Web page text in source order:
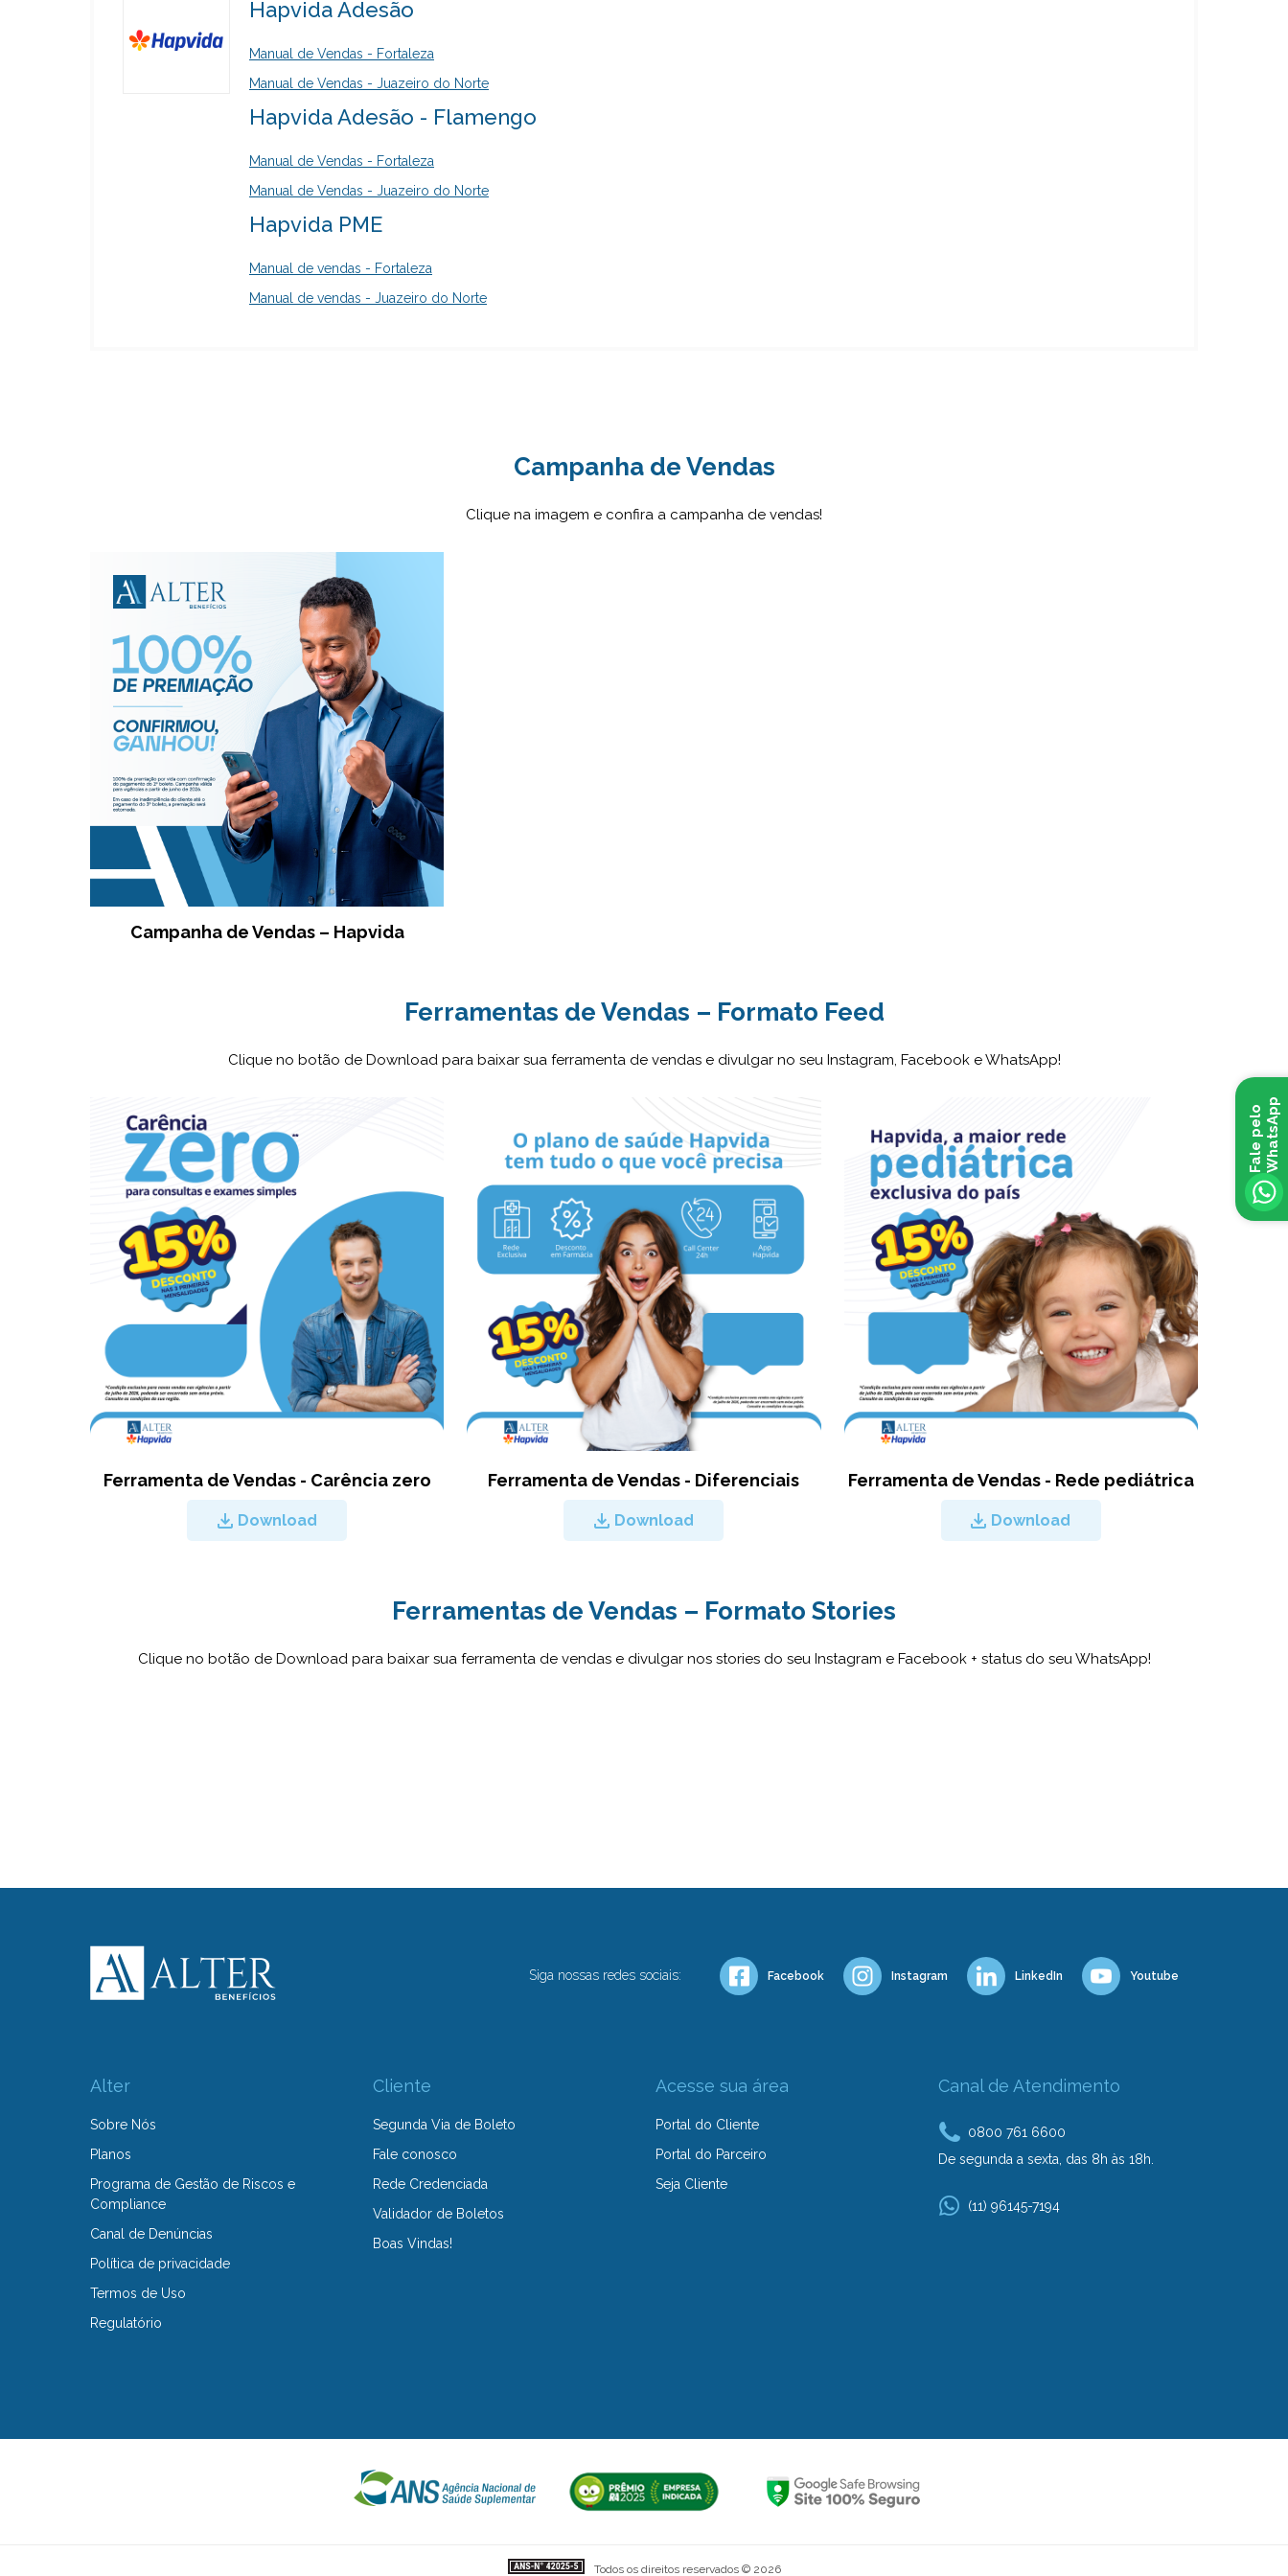
Hapvida Adesão
Manual de Vendas - Fortaleza
Manual de Vendas - Juazeiro do Norte
Hapvida Adesão - Flamengo
Manual de Vendas - Fortaleza
Manual de Vendas - Juazeiro do Norte
Hapvida PME
Manual de vendas - Fortaleza
Manual de vendas - Juazeiro do Norte
Campanha de Vendas
Clique na imagem e confira a campanha de vendas!
Campanha de Vendas – Hapvida
Ferramentas de Vendas – Formato Feed
Clique no botão de Download para baixar sua ferramenta de vendas e divulgar no seu Instagram, Facebook e WhatsApp!
Ferramenta de Vendas - Carência zero
Download
Ferramenta de Vendas - Diferenciais
Download
Ferramenta de Vendas - Rede pediátrica
Download
Ferramentas de Vendas – Formato Stories
Clique no botão de Download para baixar sua ferramenta de vendas e divulgar nos stories do seu Instagram e Facebook + status do seu WhatsApp!
Siga nossas redes sociais: Facebook Instagram LinkedIn Youtube
Alter
Sobre Nós
Planos
Programa de Gestão de Riscos e
Compliance
Canal de Denúncias
Política de privacidade
Termos de Uso
Regulatório
Cliente
Segunda Via de Boleto
Fale conosco
Rede Credenciada
Validador de Boletos
Boas Vindas!
Acesse sua área
Portal do Cliente
Portal do Parceiro
Seja Cliente
Canal de Atendimento
0800 761 6600
De segunda a sexta, das 8h às 18h.
(11) 96145-7194
Todos os direitos reservados © 2026
F
a
l
e
p
e
l
o
W
h
a
t
s
A
pp